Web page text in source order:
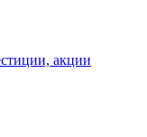
акции